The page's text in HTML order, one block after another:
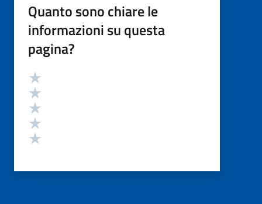
Quanto sono chiare le
informazioni su questa
pagina?
Valutazione